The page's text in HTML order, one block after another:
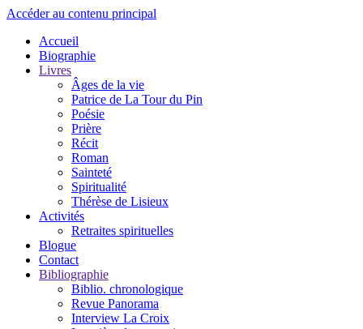
Accéder au contenu principal
Accueil
Biographie
Livres
Âges de la vie
Patrice de La Tour du Pin
Poésie
Prière
Récit
Roman
Sainteté
Spiritualité
Thérèse de Lisieux
Activités
Retraites spirituelles
Blogue
Contact
Bibliographie
Biblio. chronologique
Revue Panorama
Interview La Croix